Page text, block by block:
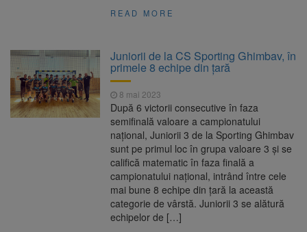
READ MORE
Juniorii de la CS Sporting Ghimbav, în
primele 8 echipe din țară
8 mai 2023
După 6 victorii consecutive în faza
semifinală valoare a campionatului
național, Juniorii 3 de la Sporting Ghimbav
sunt pe primul loc în grupa valoare 3 și se
califică matematic în faza finală a
campionatului național, intrând între cele
mai bune 8 echipe din țară la această
categorie de vârstă. Juniorii 3 se alătură
echipelor de […]